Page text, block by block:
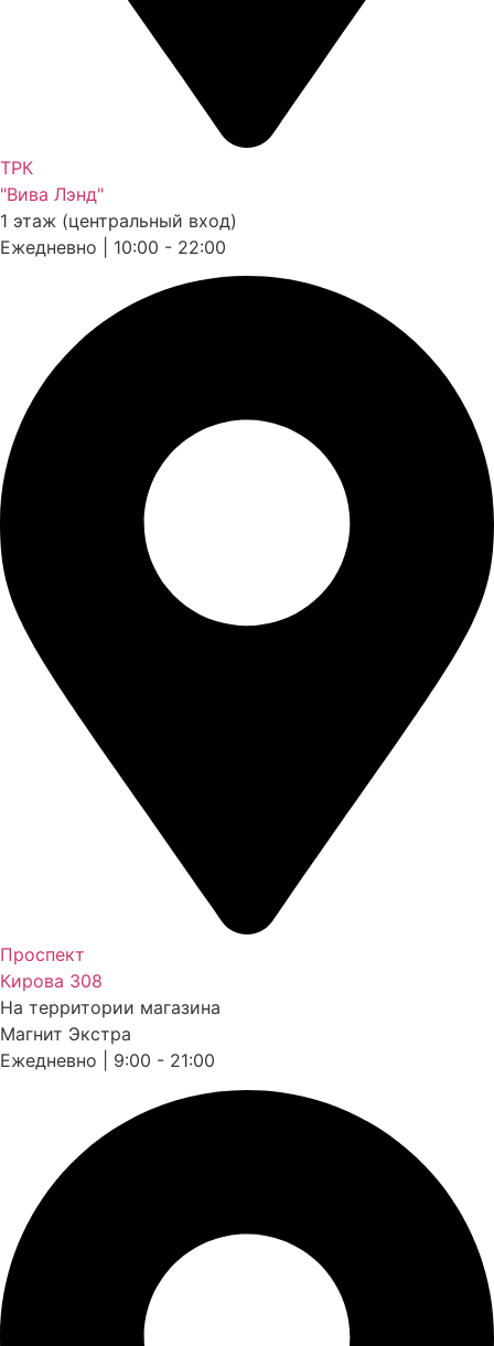
ТРК
"Вива Лэнд"
1 этаж (центральный вход)
Ежедневно | 10:00 - 22:00
Проспект
Кирова 308
На территории магазина
Магнит Экстра
Ежедневно | 9:00 - 21:00